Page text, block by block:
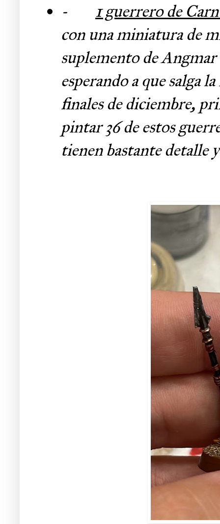
-
1 guerrero de
con una miniatura de
suplemento de
esperando a que salga
finales de diciembre,
pintar 36 de estos
tienen bastante detalle